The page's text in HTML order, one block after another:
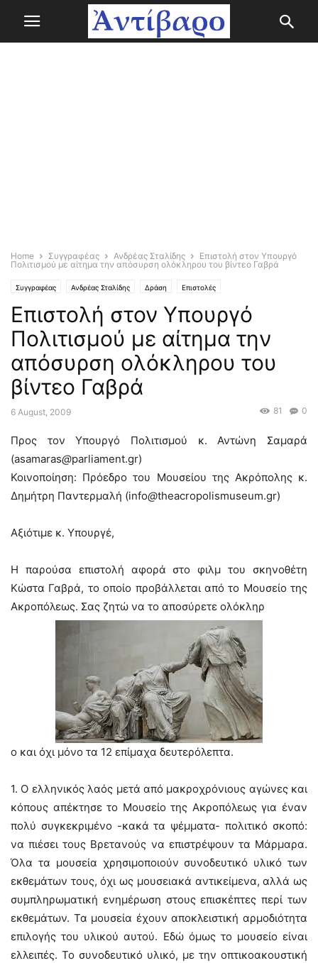
Home Συγγραφέας Ανδρέας Σταλίδης
Επιστολή στον Υπουργό
Πολιτισμού με αίτημα την απόσυρση ολόκληρου του βίντεο Γαβρά
Συγγραφέας Ανδρέας Σταλίδης Δράση Επιστολές
Επιστολή στον Υπουργό
Πολιτισμού με αίτημα την
απόσυρση ολόκληρου του
βίντεο Γαβρά
6 August, 2009 0
81
Προς τον Υπουργό Πολιτισμού κ. Αντώνη Σαμαρά
(asamaras@parliament.gr)
Κοινοποίηση: Πρόεδρο του Μουσείου της Ακρόπολης κ.
Δημήτρη Παντερμαλή (info@theacropolismuseum.gr)
Αξιότιμε κ. Υπουργέ,
Η παρούσα επιστολή αφορά στο φιλμ του σκηνοθέτη
Κώστα Γαβρά, το οποίο προβάλλεται από το Μουσείο της
Ακροπόλεως. Σας ζητώ να το αποσύρετε ολόκληρ
ο και όχι μόνο τα 12 επίμαχα δευτερόλεπτα.
1. Ο ελληνικός λαός μετά από μακροχρόνιους αγώνες και
κόπους απέκτησε το Μουσείο της Ακροπόλεως για έναν
πολύ συγκεκριμένο -κακά τα ψέμματα- πολιτικό σκοπό:
να πιέσει τους Βρετανούς να επιστρέψουν τα Μάρμαρα.
Όλα τα μουσεία χρησιμοποιούν συνοδευτικό υλικό των
εκθεμάτων τους, όχι ως μουσειακά αντικείμενα, αλλά ως
συμπληρωματική ενημέρωση στους επισκέπτες περί των
εκθεμάτων. Τα μουσεία έχουν αποκλειστική αρμοδιότητα
επιλογής του υλικού αυτού. Εδώ όμως το μουσείο είναι
ελλειπές. Το συνοδευτικό υλικό, με την οπτικοακουστική